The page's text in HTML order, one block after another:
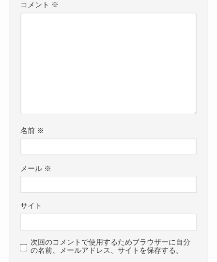
コメント ※
名前 ※
メール ※
サイト
次回のコメントで使用するためブラウザーに自分
の名前、メールアドレス、サイトを保存する。